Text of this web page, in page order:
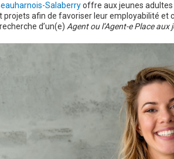
Salaberryoffre aux jeunes adultes
afin de favoriser leur employabilité et
d’un(e) Agent ou l’Agent-e Place aux